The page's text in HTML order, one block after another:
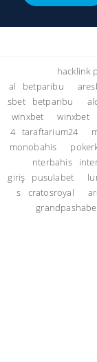
hacklink
al
betparibu
sbet
betparibu
winxbet
winxbet
4 taraftarium24
monobahis
nterbahis
giriş
pusulabet
s
cratosroyal